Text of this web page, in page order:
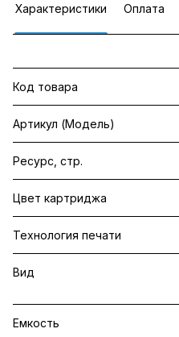
Характеристики Оплата
Код товара
Артикул (Модель)
Ресурс, стр.
Цвет картриджа
Технология печати
Вид
Емкость